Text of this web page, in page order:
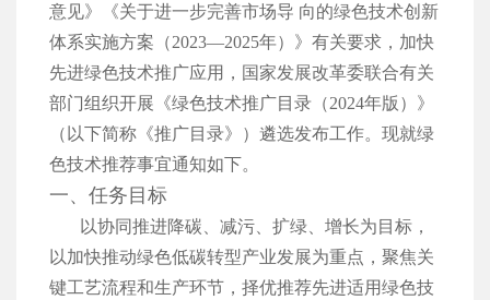
意见》《关于进一步完善市场导 向的绿色技术创新
体系实施方案（2023—2025年）》有关要求，加快
先进绿色技术推广应用，国家发展改革委联合有关
部门组织开展《绿色技术推广目录（2024年版）》
（以下简称《推广目录》）遴选发布工作。现就绿
色技术推荐事宜通知如下。
一、任务目标
以协同推进降碳、减污、扩绿、增长为目标，
以加快推动绿色低碳转型产业发展为重点，聚焦关
键工艺流程和生产环节，择优推荐先进适用绿色技